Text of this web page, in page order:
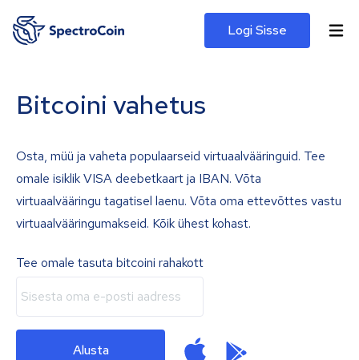
Logi Sisse
Bitcoini vahetus
Osta, müü ja vaheta populaarseid virtuaalvääringuid. Tee
omale isiklik VISA deebetkaart ja IBAN. Võta
virtuaalvääringu tagatisel laenu. Võta oma ettevõttes vastu
virtuaalvääringumakseid. Kõik ühest kohast.
Tee omale tasuta bitcoini rahakott
Alusta